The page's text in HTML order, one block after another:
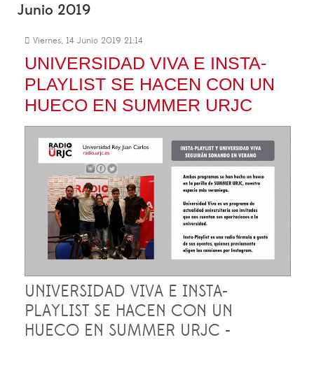
Junio 2019
Viernes, 14 Junio 2019 21:14
UNIVERSIDAD VIVA E INSTA-
PLAYLIST SE HACEN CON UN
HUECO EN SUMMER URJC
UNIVERSIDAD VIVA E INSTA-
PLAYLIST SE HACEN CON UN
HUECO EN SUMMER URJC -